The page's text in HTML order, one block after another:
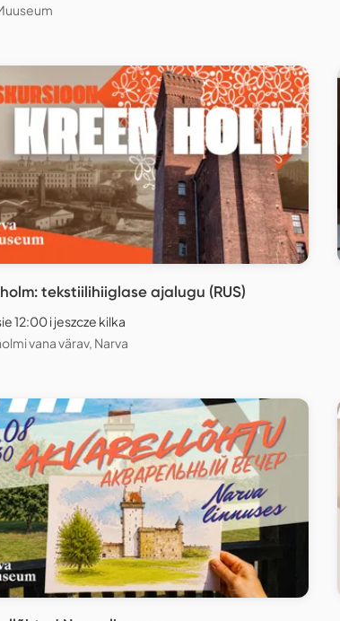
tekstiilihiiglase ajalugu (RUS)
12:00 i jeszcze kilka
vana värav, Narva